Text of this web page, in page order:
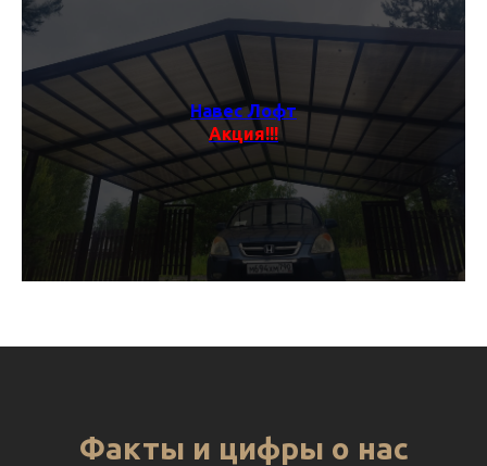
Навес Лофт
Акция!!!
Факты и цифры о нас